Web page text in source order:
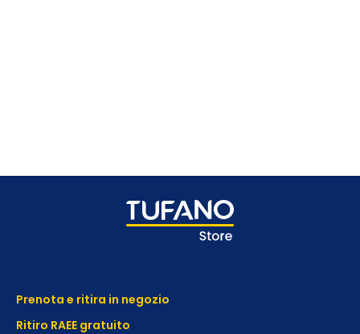
Prenota e ritira in negozio
Ritiro RAEE gratuito